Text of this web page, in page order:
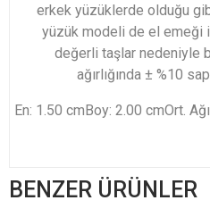
erkek yüzüklerde olduğu
yüzük modeli de el emeği
değerli taşlar nedeniyle
ağırlığında ± %10
En: 1.50 cmBoy: 2.00 cmOrt.
BENZER ÜRÜNLER